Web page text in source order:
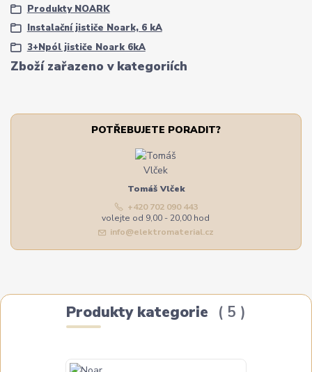
Zboží zařazeno v kategoriích
Produkty NOARK
Instalační jističe Noark, 6 kA
3+Npól jističe Noark 6kA
POTŘEBUJETE PORADIT?
Tomáš Vlček
+420 702 090 443
volejte od 9,00 - 20,00 hod
info@elektromaterial.cz
Produkty kategorie 5